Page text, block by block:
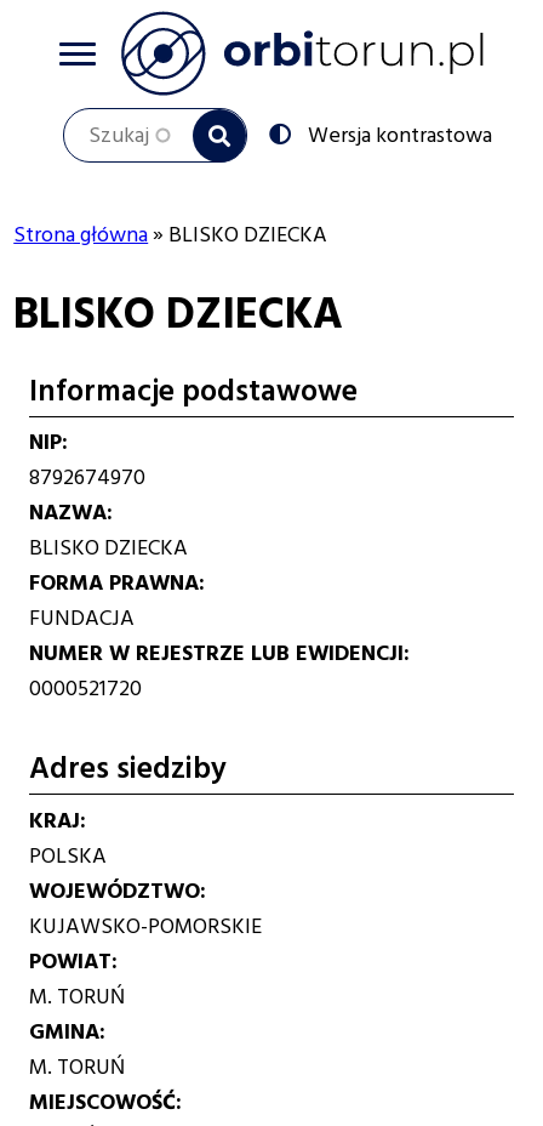
Szukaj
Przełącz
na:
Wersja kontrastowa
nawigacyjna
Strona główna BLISKO DZIECKA
BLISKO DZIECKA
Informacje podstawowe
NIP
8792674970
NAZWA
BLISKO DZIECKA
FORMA PRAWNA
FUNDACJA
NUMER W REJESTRZE LUB EWIDENCJI
0000521720
Adres siedziby
KRAJ
POLSKA
WOJEWÓDZTWO
KUJAWSKO-POMORSKIE
POWIAT
M. TORUŃ
GMINA
M. TORUŃ
MIEJSCOWOŚĆ